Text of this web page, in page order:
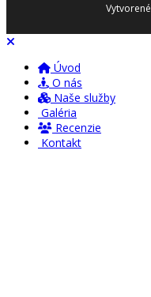
Vytvorené
Úvod
O nás
Naše služby
Galéria
Recenzie
Kontakt